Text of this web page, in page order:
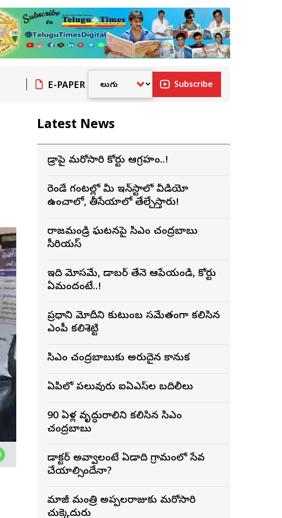
E-PAPER Subscribe
Latest News
హైడ్రాపై మరోసారి హైకోర్టు ఆగ్రహం..!
రెండే గంటల్లో మీ ఇన్‌స్టాలో వీడియో
ఉంచాలో, తీసేయాలో తేల్చేస్తారు!
రాజమండ్రి ఘటనపై సీఎం చంద్రబాబు
సీరియస్
ఇది మోసమే, డాబర్‌ తేనె ఆపేయండి, కోర్టు
ఏమందంటే..!
ప్రధాని మోదీని కుటుంబ సమేతంగా కలిసిన
ఎంపీ కలిశెట్టి
సీఎం చంద్రబాబుకు అరుదైన కానుక
ఏపీలో పలువురు ఐఏఎస్‌ల బదిలీలు
90 ఏళ్ల వృద్ధురాలిని కలిసిన సీఎం
చంద్రబాబు
డాక్టర్ అవ్వాలంటే ఏడాది గ్రామంలో సేవ
చేయాల్సిందేనా?
మాజీ మంత్రి అప్పలరాజుకు మరోసారి
చుక్కెదురు